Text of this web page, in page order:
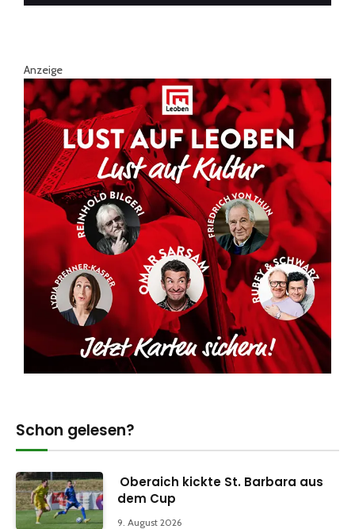
Anzeige
Schon gelesen?
Oberaich kickte St. Barbara aus
dem Cup
9. August 2026